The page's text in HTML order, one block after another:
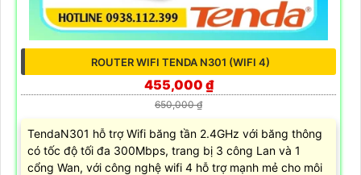
ROUTER WIFI TENDA N301 (WIFI 4)
455,000 ₫
650,000 ₫
TendaN301 hỗ trợ Wifi băng tần 2.4GHz với băng thông
có tốc độ tối đa 300Mbps, trang bị 3 công Lan và 1
cổng Wan, với công nghệ wifi 4 hỗ trợ mạnh mẻ cho môi